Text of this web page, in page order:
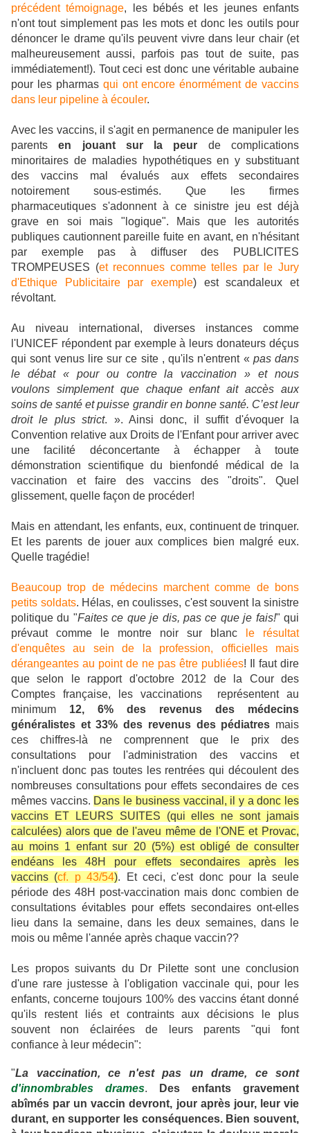
précédent témoignage, les bébés et les jeunes enfants
n'ont tout simplement pas les mots et donc les outils pour
dénoncer le drame qu'ils peuvent vivre dans leur chair (et
malheureusement aussi, parfois pas tout de suite, pas
immédiatement!). Tout ceci est donc une véritable aubaine
pour les pharmas qui ont encore énormément de vaccins
dans leur pipeline à écouler.
Avec les vaccins, il s'agit en permanence de manipuler les
parentsen jouant sur la peur de complications
minoritaires de maladies hypothétiques en y substituant
des vaccins mal évalués aux effets secondaires
notoirement sous-estimés. Que les firmes
pharmaceutiques s'adonnent à ce sinistre jeu est déjà
grave en soi mais "logique". Mais que les autorités
publiques cautionnent pareille fuite en avant, en n'hésitant
par exemple pas à diffuser des PUBLICITES
TROMPEUSES (et reconnues comme telles par le Jury
d'Ethique Publicitaire par exemple) est scandaleux et
révoltant.
Au niveau international, diverses instances comme
l'UNICEF répondent par exemple à leurs donateurs déçus
qui sont venus lire sur ce site , qu'ils n'entrent « pas dans
le débat « pour ou contre la vaccination » et nous
voulons simplement que chaque enfant ait accès aux
soins de santé et puisse grandir en bonne santé. C’est leur
droit le plus strict. ». Ainsi donc, il suffit d'évoquer la
Convention relative aux Droits de l'Enfant pour arriver avec
une facilité déconcertante à échapper à toute
démonstration scientifique du bienfondé médical de la
vaccination et faire des vaccins des "droits". Quel
glissement, quelle façon de procéder!
Mais en attendant, les enfants, eux, continuent de trinquer.
Et les parents de jouer aux complices bien malgré eux.
Quelle tragédie!
Beaucoup trop de médecins marchent comme de bons
petits soldats. Hélas, en coulisses, c'est souvent la sinistre
politique du "Faites ce que je dis, pas ce que je fais!" qui
prévaut comme le montre noir sur blanc
le résultat
d'enquêtes au sein de la profession, officielles mais
dérangeantes au point de ne pas être publiées!
Il faut dire
que selon le rapport d'octobre 2012 de la Cour des
Comptes française, les vaccinations représentent au
minimum 12, 6% des revenus des médecins
généralistes et 33% des revenus des pédiatres mais
ces chiffres-là ne comprennent que le prix des
consultations pour l'administration des vaccins et
n'incluent donc pas toutes les rentrées qui découlent des
nombreuses consultations pour effets secondaires de ces
mêmes vaccins. Dans le business vaccinal, il y a donc les
vaccins ET LEURS SUITES (qui elles ne sont jamais
calculées) alors que de l'aveu même de l'ONE et Provac,
au moins 1 enfant sur 20 (5%) est obligé de consulter
endéans les 48H pour effets secondaires après les
vaccins (cf. p 43/54). Et ceci, c'est donc pour la seule
période des 48H post-vaccination mais donc combien de
consultations évitables pour effets secondaires ont-elles
lieu dans la semaine, dans les deux semaines, dans le
mois ou même l'année après chaque vaccin??
Les propos suivants du Dr Pilette sont une conclusion
d'une rare justesse à l'obligation vaccinale qui, pour les
enfants, concerne toujours 100% des vaccins étant donné
qu'ils restent liés et contraints aux décisions le plus
souvent non éclairées de leurs parents "qui font
confiance à leur médecin":
"La vaccination, ce n'est pas un drame, ce sont
d'innombrables drames.
Des enfants gravement
abîmés par un vaccin devront, jour après jour, leur vie
durant, en supporter les conséquences. Bien souvent,